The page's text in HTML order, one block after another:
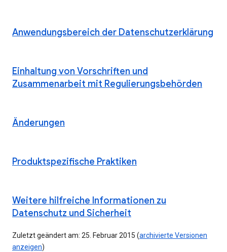
Anwendungsbereich der Datenschutzerklärung
Einhaltung von Vorschriften und
Zusammenarbeit mit Regulierungsbehörden
Änderungen
Produktspezifische Praktiken
Weitere hilfreiche Informationen zu
Datenschutz und Sicherheit
Zuletzt geändert am: 25. Februar 2015 (archivierte Versionen
anzeigen)